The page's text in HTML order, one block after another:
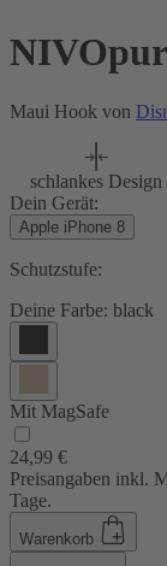
Maui Hook von
schlankes Design
Dein Gerät:
Apple iPhone 8
Schutzstufe:
Deine Farbe: black
Mit MagSafe
24,99 €
Preisangaben inkl.
Tage.
Warenkorb